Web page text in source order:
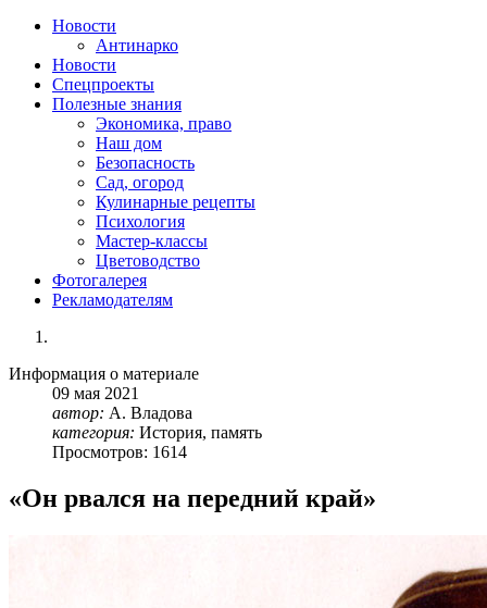
Новости
Антинарко
Новости
Спецпроекты
Полезные знания
Экономика, право
Наш дом
Безопасность
Сад, огород
Кулинарные рецепты
Психология
Мастер-классы
Цветоводство
Фотогалерея
Рекламодателям
Информация о материале
09 мая 2021
автор: А. Владова
категория: История, память
Просмотров: 1614
«Он рвался на передний край»